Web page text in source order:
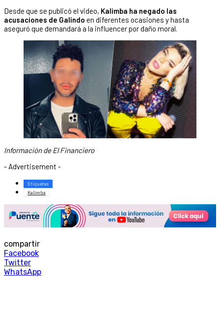
Desde que se publicó el video, Kalimba ha negado las
acusaciones de Galindo en diferentes ocasiones y hasta
aseguró que demandará a la influencer por daño moral.
Información de El Financiero
- Advertisement -
Etiquetas
Kalimba
compartir
Facebook
Twitter
WhatsApp